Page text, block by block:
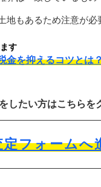
地もあるため注意が必
す
金を抑えるコツとは
したい方はこちらを
定フォームへ